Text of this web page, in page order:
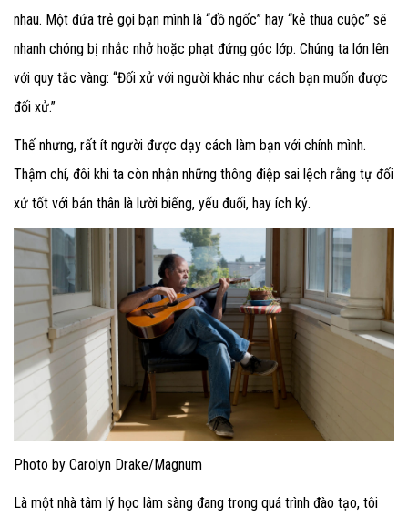
nhau. Một đứa trẻ gọi bạn mình là “đồ ngốc” hay “kẻ thua cuộc” sẽ
nhanh chóng bị nhắc nhở hoặc phạt đứng góc lớp. Chúng ta lớn lên
với quy tắc vàng: “Đối xử với người khác như cách bạn muốn được
đối xử.”
Thế nhưng, rất ít người được dạy cách làm bạn với chính mình.
Thậm chí, đôi khi ta còn nhận những thông điệp sai lệch rằng tự đối
xử tốt với bản thân là lười biếng, yếu đuối, hay ích kỷ.
Photo by Carolyn Drake/Magnum
Là một nhà tâm lý học lâm sàng đang trong quá trình đào tạo, tôi